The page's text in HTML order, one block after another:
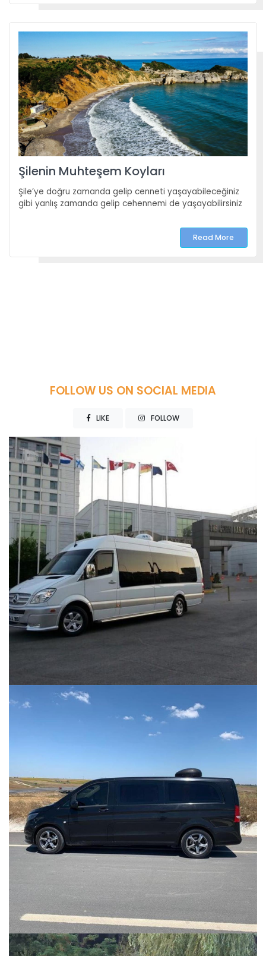
Şilenin Muhteşem Koyları
Şile’ye doğru zamanda gelip cenneti yaşayabileceğiniz
gibi yanlış zamanda gelip cehennemi de yaşayabilirsiniz
Read More
FOLLOW US ON SOCIAL MEDIA
LIKE FOLLOW